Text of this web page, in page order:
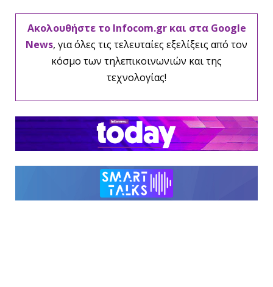
Ακολουθήστε το Infocom.gr και στα Google
News, για όλες τις τελευταίες εξελίξεις από τον
κόσμο των τηλεπικοινωνιών και της
τεχνολογίας!